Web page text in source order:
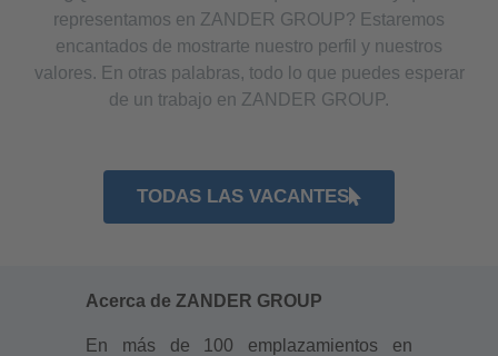
representamos en ZANDER GROUP? Estaremos
encantados de mostrarte nuestro perfil y nuestros
valores. En otras palabras, todo lo que puedes esperar
de un trabajo en ZANDER GROUP.
TODAS LAS VACANTES
Acerca de ZANDER GROUP
En más de 100 emplazamientos en